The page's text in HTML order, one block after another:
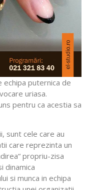
puternica de
uriasa.
pentru ca acestia sa
sunt cele care au
care reprezinta un
propriu-zisa
dinamica
si munca in echipa